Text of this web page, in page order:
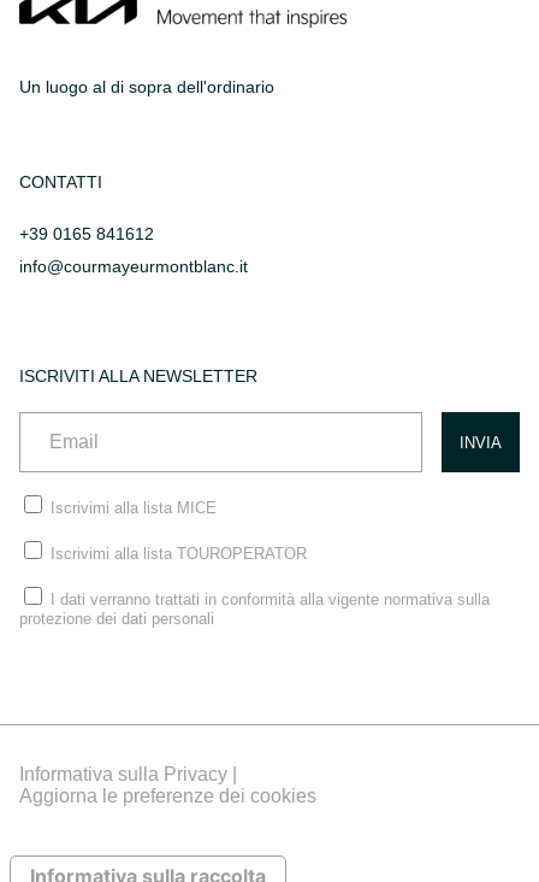
Un luogo al di sopra dell'ordinario
CONTATTI
+39 0165 841612
info@courmayeurmontblanc.it
ISCRIVITI ALLA NEWSLETTER
Iscrivimi alla lista MICE
Iscrivimi alla lista TOUROPERATOR
I dati verranno trattati in conformità alla vigente normativa sulla
protezione dei dati personali
Informativa sulla Privacy |
Aggiorna le preferenze dei cookies
Informativa sulla raccolta